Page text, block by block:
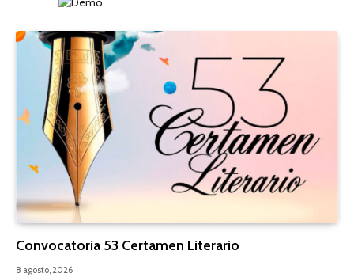
Convocatoria 53 Certamen Literario
8 agosto, 2026